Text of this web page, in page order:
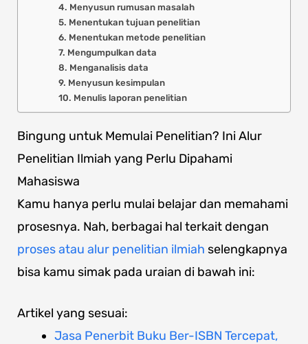
4. Menyusun rumusan masalah
5. Menentukan tujuan penelitian
6. Menentukan metode penelitian
7. Mengumpulkan data
8. Menganalisis data
9. Menyusun kesimpulan
10. Menulis laporan penelitian
Bingung untuk Memulai Penelitian? Ini Alur
Penelitian Ilmiah yang Perlu Dipahami
Mahasiswa
Kamu hanya perlu mulai belajar dan memahami
prosesnya. Nah, berbagai hal terkait dengan
proses atau alur penelitian ilmiah selengkapnya
bisa kamu simak pada uraian di bawah ini:
Artikel yang sesuai:
Jasa Penerbit Buku Ber-ISBN Tercepat,